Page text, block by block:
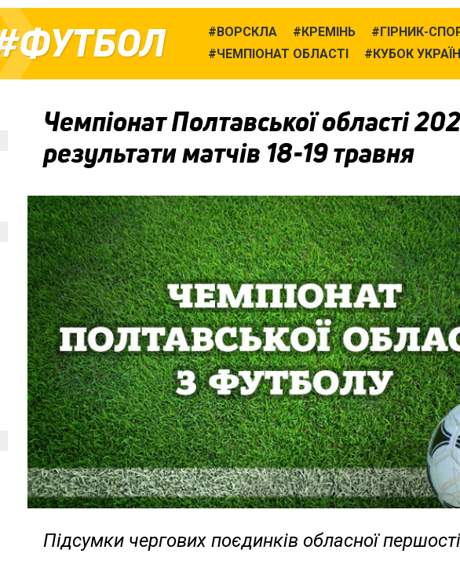
ФУТБОЛ ВОРСКЛА КРЕМІНЬ ГІРНИК-
ЧЕМПІОНАТ ОБЛАСТІ
КУБОК
Чемпіонат Полтавської області
результати матчів 18-19 травня
Підсумки чергових поєдинків обласної першості